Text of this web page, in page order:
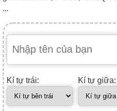
...
Kí tự trái: Kí tự giữa: